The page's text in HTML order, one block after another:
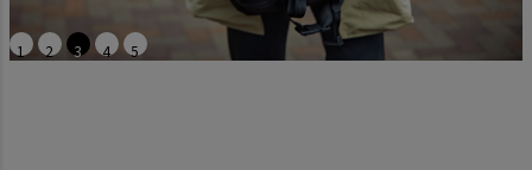
1 2 3 4 5